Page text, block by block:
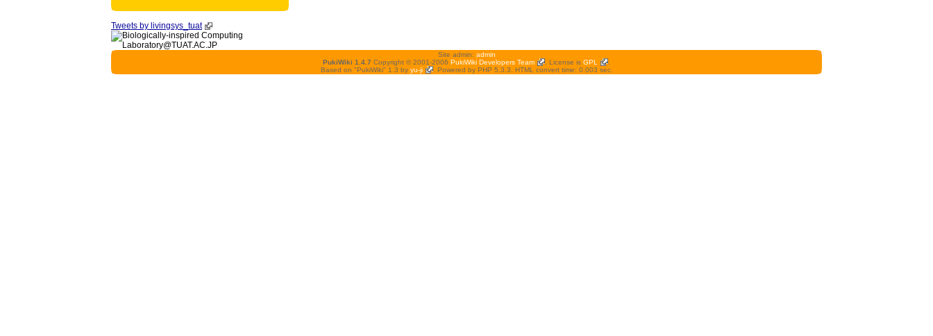
Tweets by livingsys_tuat
Site admin: admin
PukiWiki 1.4.7 Copyright © 2001-2006 PukiWiki Developers Team . License is GPL
Based on "PukiWiki" 1.3 by yu-ji . Powered by PHP 5.3.3. HTML convert time: 0.003 sec.